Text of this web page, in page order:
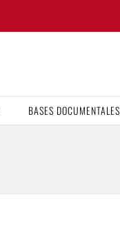
BASES DOCUMENTALES